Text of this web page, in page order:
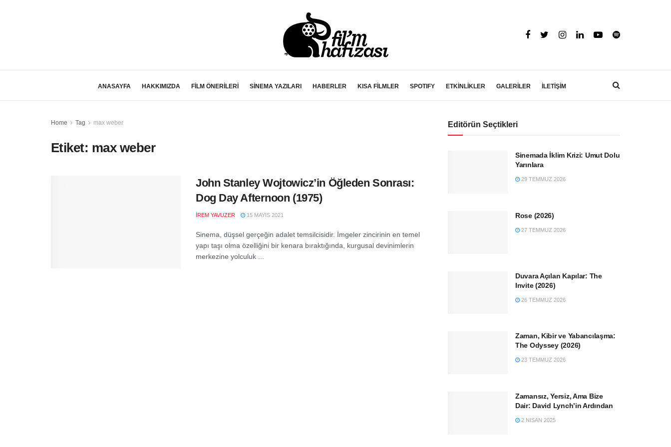
ANASAYFA HAKKIMIZDA FİLM ÖNERİLERİ SİNEMA YAZILARI HABERLER KISA FİLMLER SPOTIFY ETKİNLİKLER GALERİLER İLETİŞİM
Home Tag max weber
Etiket: max weber
John Stanley Wojtowicz’in Öğleden Sonrası:
Dog Day Afternoon (1975)
İREM YAVUZER 15 MAYIS 2021
Sinema, düşsel gerçeğin adalet temsilcisidir. İmgeler zincirinin en temel
yapı taşı olma özelliğini bir kenara bıraktığında, kurgusal devinimlerin
merkezine yolculuk ...
Editörün Seçtikleri
Sinemada İklim Krizi: Umut Dolu
Yarınlara
29 TEMMUZ 2026
Rose (2026)
27 TEMMUZ 2026
Duvara Açılan Kapılar: The
Invite (2026)
26 TEMMUZ 2026
Zaman, Kibir ve Yabancılaşma:
The Odyssey (2026)
23 TEMMUZ 2026
Zamansız, Yersiz, Ama Bize
Dair: David Lynch’in Ardından
2 NISAN 2025